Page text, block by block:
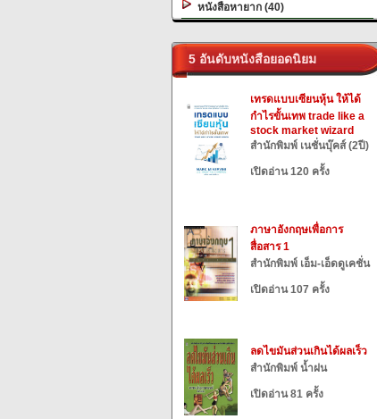
หนังสือหายาก (40)
5 อันดับหนังสือยอดนิยม
เทรดแบบเซียนหุ้น ให้ได้
กำไรขั้นเทพ trade like a
stock market wizard
สำนักพิมพ์ เนชั่นบุ๊คส์ (2ปี)
เปิดอ่าน 120 ครั้ง
ภาษาอังกฤษเพื่อการ
สื่อสาร 1
สำนักพิมพ์ เอ็ม-เอ็ดดูเคชั่น
เปิดอ่าน 107 ครั้ง
ลดไขมันส่วนเกินได้ผลเร็ว
สำนักพิมพ์ น้ำฝน
เปิดอ่าน 81 ครั้ง